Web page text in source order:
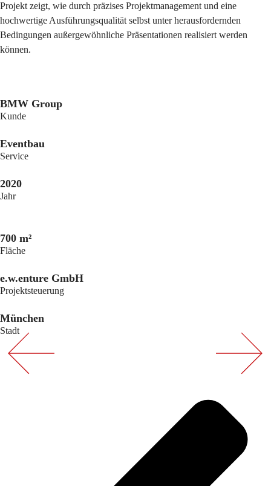
Projekt zeigt, wie durch präzises Projektmanagement und eine
hochwertige Ausführungsqualität selbst unter herausfordernden
Bedingungen außergewöhnliche Präsentationen realisiert werden
können.
BMW Group
Kunde
Eventbau
Service
2020
Jahr
700 m²
Fläche
e.w.enture GmbH
Projektsteuerung
München
Stadt